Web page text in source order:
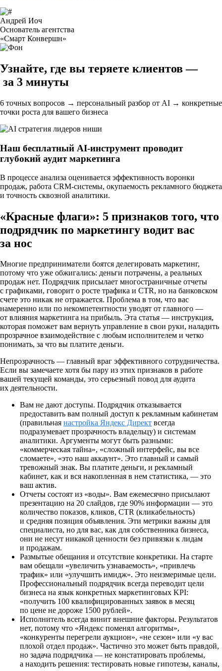
Андрей Иоч
Основатель агентства
«Смарт Конвершн»
Узнайте, где вы теряете клиентов —
за 3 минуты
6 точных вопросов → персональный разбор от AI → конкретные
точки роста для вашего бизнеса
Наш бесплатный AI-инструмент проводит
глубокий аудит маркетинга
В процессе анализа оценивается эффективность воронки
продаж, работа CRM-системы, окупаемость рекламного бюджета
и точность сквозной аналитики.
«Красные флаги»: 5 признаков того, что
подрядчик по маркетингу водит вас
за нос
Многие предприниматели боятся делегировать маркетинг,
потому что уже обжигались: деньги потрачены, а реальных
продаж нет. Подрядчик присылает многостраничные отчеты
с графиками, говорит о росте трафика и CTR, но на банковском
счете это никак не отражается. Проблема в том, что вас
намеренно или по некомпетентности уводят от главного —
от влияния маркетинга на прибыль. Эта статья — инструкция,
которая поможет вам вернуть управление в свои руки, наладить
прозрачное взаимодействие с любым исполнителем и четко
понимать, за что вы платите деньги.
Непрозрачность — главный враг эффективного сотрудничества.
Если вы замечаете хотя бы пару из этих признаков в работе
вашей текущей команды, это серьезный повод для аудита
их деятельности.
Вам не дают доступы. Подрядчик отказывается
предоставить вам полный доступ к рекламным кабинетам
(правильная настройка Яндекс Директ всегда
подразумевает прозрачность владельцу) и системам
аналитики. Аргументы могут быть разными:
«коммерческая тайна», «сложный интерфейс, вы все
сломаете», «это наш аккаунт». Это главный и самый
тревожный знак. Вы платите деньги, и рекламный
кабинет, как и вся накопленная в нем статистика, — это
ваш актив.
Отчеты состоят из «воды». Вам ежемесячно присылают
презентацию на 20 слайдов, где 90% информации — это
количество показов, кликов, CTR (кликабельность)
и средняя позиция объявления. Эти метрики важны для
специалиста, но для вас, как для собственника бизнеса,
они не несут никакой ценности без привязки к лидам
и продажам.
Размытые обещания и отсутствие конкретики. На старте
вам обещали «увеличить узнаваемость», «привлечь
трафик» или «улучшить имидж». Это неизмеримые цели.
Профессиональный подрядчик всегда переводит цели
бизнеса на язык конкретных маркетинговых KPI:
«получить 100 квалифицированных заявок в месяц
по цене не дороже 1500 рублей».
Исполнитель всегда винит внешние факторы. Результатов
нет, потому что «Яндекс поменял алгоритмы»,
«конкуренты перегрели аукцион», «не сезон» или «у вас
плохой отдел продаж». Частично это может быть правдой,
но задача подрядчика — не констатировать проблемы,
а находить решения: тестировать новые гипотезы, каналы,